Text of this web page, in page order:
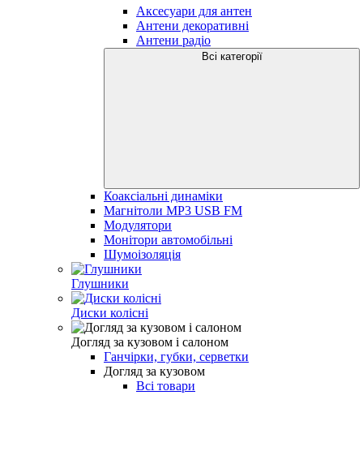
Аксесуари для антен
Антени декоративні
Антени радіо
Всі категорії
Коаксіальні динаміки
Магнітоли MP3 USB FM
Модулятори
Монітори автомобільні
Шумоізоляція
Глушники
Диски колісні
Догляд за кузовом і салоном
Ганчірки, губки, серветки
Догляд за кузовом
Всі товари